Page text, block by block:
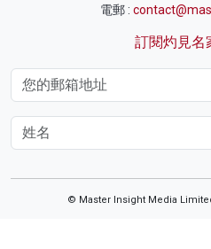
電郵 :
訂閱灼見名
© Master Insight Media